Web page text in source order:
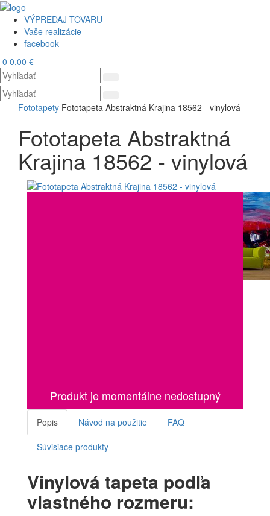
VÝPREDAJ TOVARU
Vaše realizácie
facebook
0 0,00 €
Fototapety Fototapeta Abstraktná Krajina 18562 - vinylová
Fototapeta Abstraktná
Krajina 18562 - vinylová
Produkt je momentálne nedostupný
Popis Návod na použitie FAQ
Súvisiace produkty
Vinylová tapeta podľa
vlastného rozmeru: